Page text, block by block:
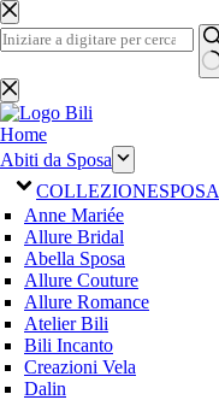
Salta
al
contenuto
Nessun
risultato
Home
Abiti da Sposa
COLLEZIONESPOSA
Anne Mariée
Allure Bridal
Abella Sposa
Allure Couture
Allure Romance
Atelier Bili
Bili Incanto
Creazioni Vela
Dalin